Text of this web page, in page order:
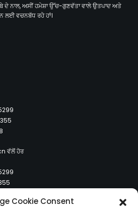
ਦੇ ਨਾਲ, ਅਸੀਂ ਹਮੇਸ਼ਾ ਉੱਚ-ਗੁਣਵੱਤਾ ਵਾਲੇ ਉਤਪਾਦ ਅਤੇ
ਲਈ ਵਚਨਬੱਧ ਰਹੇ ਹਾਂ।
ਵੱਲੋਂ ਹੋਰ
Cookie Consent